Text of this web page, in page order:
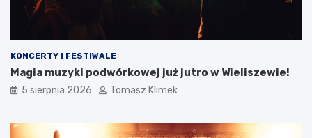
KONCERTY I FESTIWALE
Magia muzyki podwórkowej już jutro w Wieliszewie!
5 sierpnia 2026 Tomasz Klimek